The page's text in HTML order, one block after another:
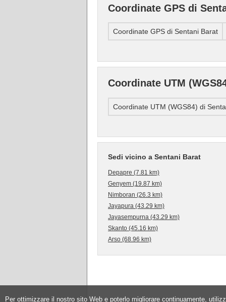
Coordinate GPS di
Coordinate GPS di Sentani Barat
Coordinate UTM
Coordinate UTM (WGS84) di
Sedi vicino a Sentani Barat
Depapre (7.81 km)
Genyem (19.87 km)
Nimboran (26.3 km)
Jayapura (43.29 km)
Jayasempurna (43.29 km)
Skanto (45.16 km)
Arso (68.96 km)
Per ottimizzare il nostro sito Web e poterlo migliorare continuamente,